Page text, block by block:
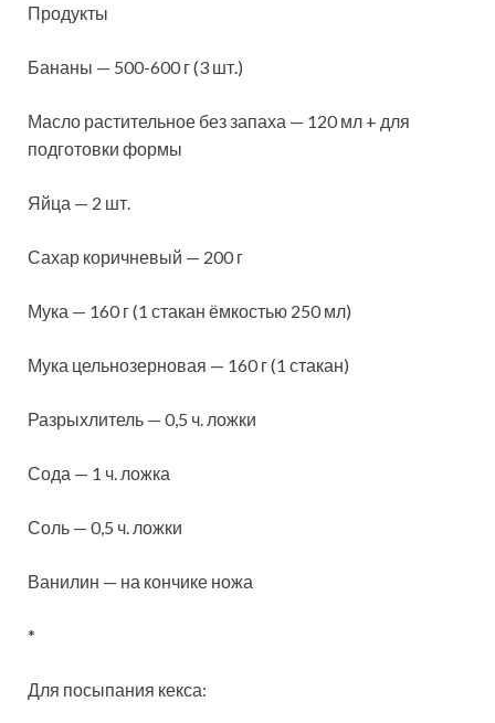
Продукты
Бананы — 500-600 г (3 шт.)
Масло растительное без запаха — 120 мл + для
подготовки формы
Яйца — 2 шт.
Сахар коричневый — 200 г
Мука — 160 г (1 стакан ёмкостью 250 мл)
Мука цельнозерновая — 160 г (1 стакан)
Разрыхлитель — 0,5 ч. ложки
Сода — 1 ч. ложка
Соль — 0,5 ч. ложки
Ванилин — на кончике ножа
*
Для посыпания кекса: